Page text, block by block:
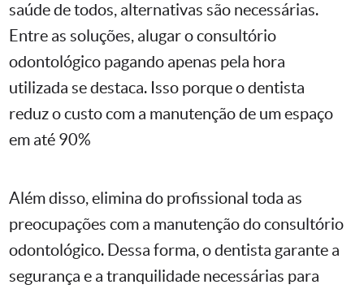
saúde de todos, alternativas são necessárias.
Entre as soluções, alugar o consultório
odontológico pagando apenas pela hora
utilizada se destaca. Isso porque o dentista
reduz o custo com a manutenção de um espaço
em até 90%
Além disso, elimina do profissional toda as
preocupações com a manutenção do consultório
odontológico. Dessa forma, o dentista garante a
segurança e a tranquilidade necessárias para